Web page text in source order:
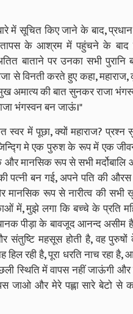
में सूचित किए जाने के बाद,
के आश्रम में पहुंचने के बाद
बाताने पर उनका सभी पुरानि
से विनती करते हुए कहा,
की बात सुनकर राजा
भंगस्वन बन जाऊं।"
स्वर में पूछा, क्यों महाराज?
मे एक पुरुश के रूप में एक जीवन
और मानसिक रूप से सभी
पत्नी बन गई, अपने पति की
मानसिक रूप से नारीत्व की
में, मुझे लगा कि बच्चे के प्रति
पीड़ा के बावजूद आनन्द असीम
महसूस होती है, वह
रही है, पूरा धरति नाच रहा
स्थिति में वापस नहीं जाऊंगी
जाओ और मेरे पह्ला सारे बेटो से